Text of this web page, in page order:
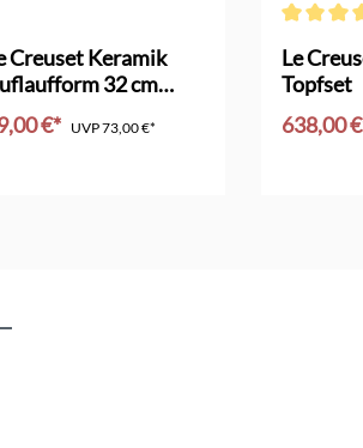
Creuset Keramik
32 cm
€* UVP73,00 €*
Le
Topfset
638,00